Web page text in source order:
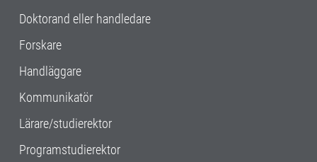
Doktorand eller handledare
Forskare
Handläggare
Kommunikatör
Lärare/studierektor
Programstudierektor